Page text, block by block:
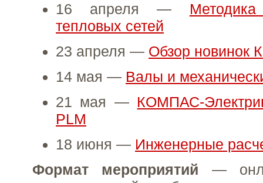
16 апреля —
тепловых сетей
23 апреля — Обзор новинок
14 мая — Валы и
21 мая — КОМПАС-
PLM
18 июня — Инженерные
Формат мероприятий —